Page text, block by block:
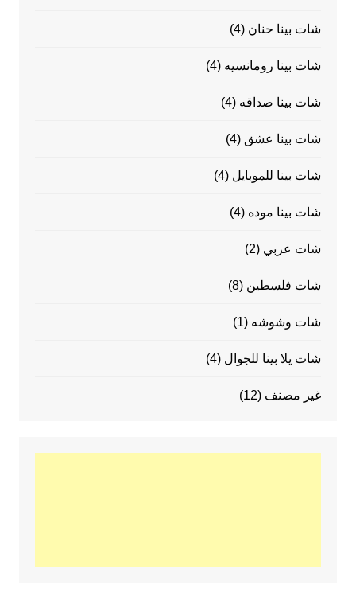
شات بينا حنان (4)
شات بينا رومانسيه (4)
شات بينا صداقه (4)
شات بينا عشق (4)
شات بينا للموبايل (4)
شات بينا موده (4)
شات عربي (2)
شات فلسطين (8)
شات وشوشه (1)
شات يلا بينا للجوال (4)
غير مصنف (12)